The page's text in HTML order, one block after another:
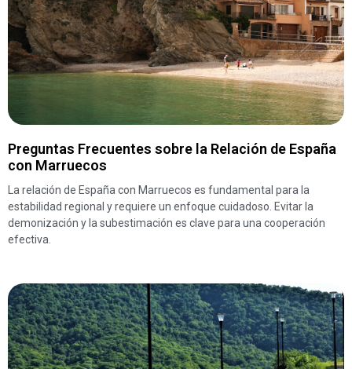
Preguntas Frecuentes sobre la Relación de España
con Marruecos
La relación de España con Marruecos es fundamental para la
estabilidad regional y requiere un enfoque cuidadoso. Evitar la
demonización y la subestimación es clave para una cooperación
efectiva.